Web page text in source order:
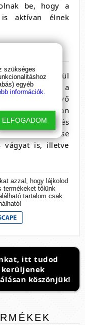
be, hogy a
is aktívan élnek
elő körülbelül
hogy a
a nőknél lévő
azonban
tesztoszteron és
csökkenése
vágyat is, illetve
azzal, hogy lájkolod
termékeket tőlünk
tartalom csak
itt tudod
köszönjük!
szükséges
egyéb
információk.
ELFOGADOM